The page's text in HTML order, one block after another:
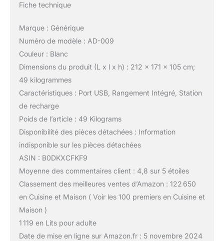
Fiche technique
Marque : Générique
Numéro de modèle : AD-009
Couleur : Blanc
Dimensions du produit (L x l x h) : 212 x 171 x 105 cm;
49 kilogrammes
Caractéristiques : Port USB, Rangement Intégré, Station
de recharge
Poids de l’article : 49 Kilograms
Disponibilité des pièces détachées : Information
indisponible sur les pièces détachées
ASIN : B0DKXCFKF9
Moyenne des commentaires client : 4,8 sur 5 étoiles
Classement des meilleures ventes d’Amazon : 122 650
en Cuisine et Maison ( Voir les 100 premiers en Cuisine et
Maison )
1 119 en Lits pour adulte
Date de mise en ligne sur Amazon.fr : 5 novembre 2024